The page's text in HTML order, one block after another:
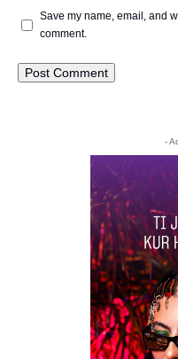
Save my name, email, and
comment.
-